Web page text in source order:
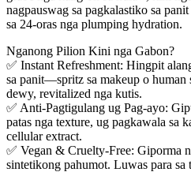
nagpauswag sa pagkalastiko sa
sa 24-oras nga plumping hydration.
Nganong Pilion Kini nga Gabon?
✅ ‌Instant Refreshment‌: Hingpit
sa panit—spritz sa makeup o human
dewy, revitalized nga kutis.
✅ ‌Anti-Pagtigulang ug Pag-ayo‌:
patas nga texture, ug pagkawala sa
cellular extract.
✅ ‌Vegan & Cruelty-Free‌: Giporma
sintetikong pahumot. Luwas para sa